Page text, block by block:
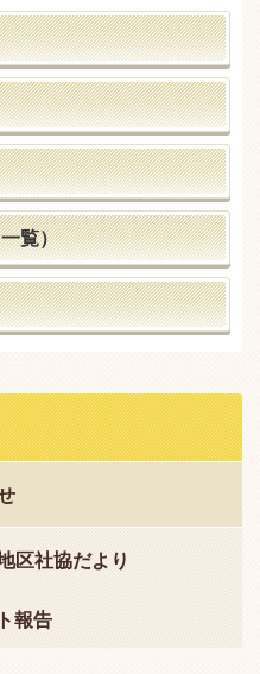
覧）
区社協だより
報告